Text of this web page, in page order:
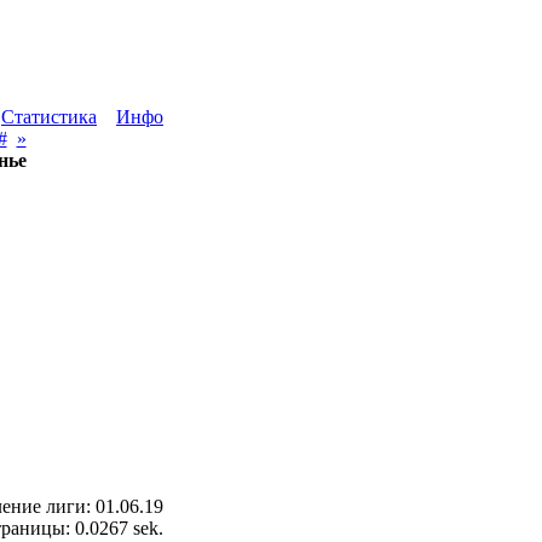
Статистика
Инфо
»
лиги: 01.06.19
0.0267 sek.